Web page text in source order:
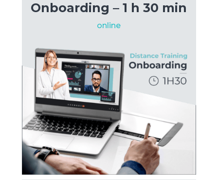
Onboarding – 1 h 30 min
online